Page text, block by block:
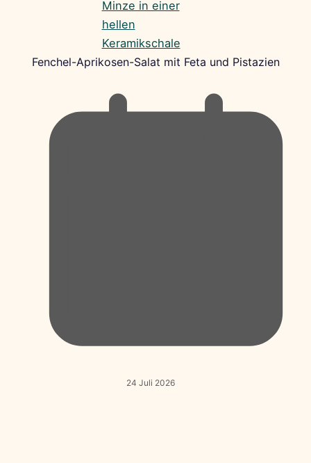
Fenchel-Aprikosen-Salat mit Feta und Pistazien
24 Juli 2026